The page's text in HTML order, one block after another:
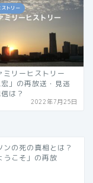
ストリー
ミリーヒストリー
宏」の再放送・見逃
は？
2022年7月25日
の死の真相とは？
うこそ」の再放